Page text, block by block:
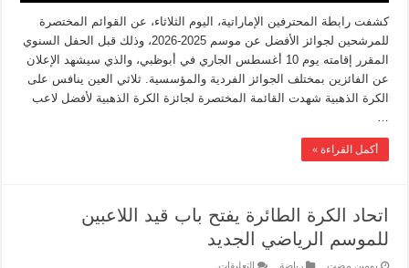
كشفت رابطة المحترفين الإماراتية، اليوم الثلاثاء، عن القوائم المختصرة
للمرشحين لجوائز الأفضل عن موسم 2025-2026، وذلك قبل الحفل السنوي
المقرر إقامته يوم 10 أغسطس الجاري في أبوظبي، والذي سيشهد الإعلان
عن الفائزين بمختلف الجوائز الفردية والمؤسسية. ثلاثي العين ينافس على
الكرة الذهبية شهدت القائمة المختصرة لجائزة الكرة الذهبية لأفضل لاعب
أكمل القراءة »
اتحاد الكرة الطائرة يفتح باب قيد اللاعبين
للموسم الرياضي الجديد
‏يومين مضت رياضة التعليقات